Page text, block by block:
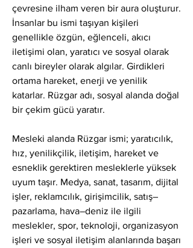
çevresine ilham veren bir aura oluşturur.
İnsanlar bu ismi taşıyan kişileri
genellikle özgün, eğlenceli, akıcı
iletişimi olan, yaratıcı ve sosyal olarak
canlı bireyler olarak algılar. Girdikleri
ortama hareket, enerji ve yenilik
katarlar. Rüzgar adı, sosyal alanda doğal
bir çekim gücü yaratır.
Mesleki alanda Rüzgar ismi; yaratıcılık,
hız, yenilikçilik, iletişim, hareket ve
esneklik gerektiren mesleklerle yüksek
uyum taşır. Medya, sanat, tasarım, dijital
işler, reklamcılık, girişimcilik, satış–
pazarlama, hava–deniz ile ilgili
meslekler, spor, teknoloji, organizasyon
işleri ve sosyal iletişim alanlarında başarı